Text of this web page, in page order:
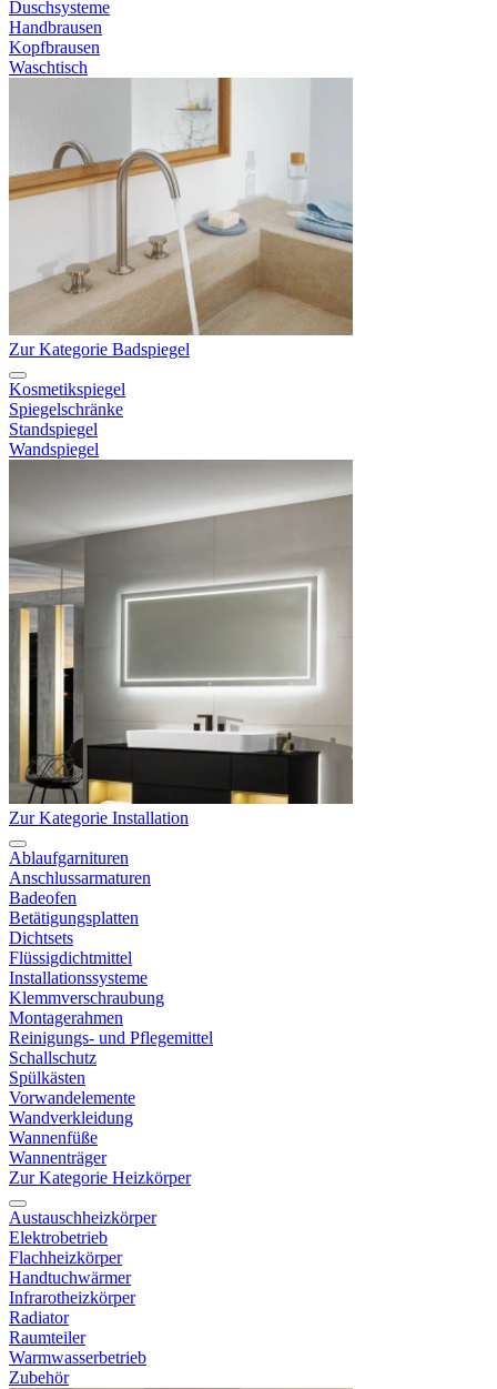
Duschsysteme
Handbrausen
Kopfbrausen
Waschtisch
Zur Kategorie Badspiegel
Kosmetikspiegel
Spiegelschränke
Standspiegel
Wandspiegel
Zur Kategorie Installation
Ablaufgarnituren
Anschlussarmaturen
Badeofen
Betätigungsplatten
Dichtsets
Flüssigdichtmittel
Installationssysteme
Klemmverschraubung
Montagerahmen
Reinigungs- und Pflegemittel
Schallschutz
Spülkästen
Vorwandelemente
Wandverkleidung
Wannenfüße
Wannenträger
Zur Kategorie Heizkörper
Austauschheizkörper
Elektrobetrieb
Flachheizkörper
Handtuchwärmer
Infrarotheizkörper
Radiator
Raumteiler
Warmwasserbetrieb
Zubehör